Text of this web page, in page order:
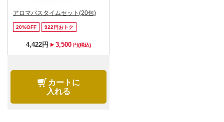
アロマバスタイムセット(20包)
20%OFF 922円おトク
4,422円 3,500 円(税込)
カートに
入れる